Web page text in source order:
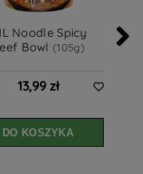
Noodle Spicy
Bowl (105g)
13,99 zł
DO KOSZYKA